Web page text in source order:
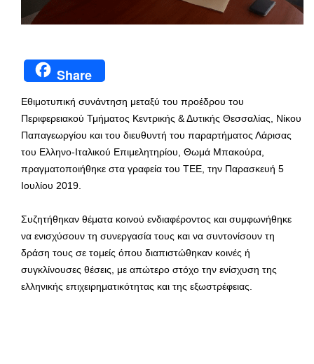
Share
Εθιμοτυπική συνάντηση μεταξύ του προέδρου του
Περιφερειακού Τμήματος Κεντρικής & Δυτικής Θεσσαλίας, Νίκου
Παπαγεωργίου και του διευθυντή του παραρτήματος Λάρισας
του Ελληνο-Ιταλικού Επιμελητηρίου, Θωμά Μπακούρα,
πραγματοποιήθηκε στα γραφεία του ΤΕΕ, την Παρασκευή 5
Ιουλίου 2019.
Συζητήθηκαν θέματα κοινού ενδιαφέροντος και συμφωνήθηκε
να ενισχύσουν τη συνεργασία τους και να συντονίσουν τη
δράση τους σε τομείς όπου διαπιστώθηκαν κοινές ή
συγκλίνουσες θέσεις, με απώτερο στόχο την ενίσχυση της
ελληνικής επιχειρηματικότητας και της εξωστρέφειας.